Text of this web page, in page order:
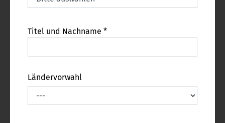
Titel und Nachname *
Ländervorwahl